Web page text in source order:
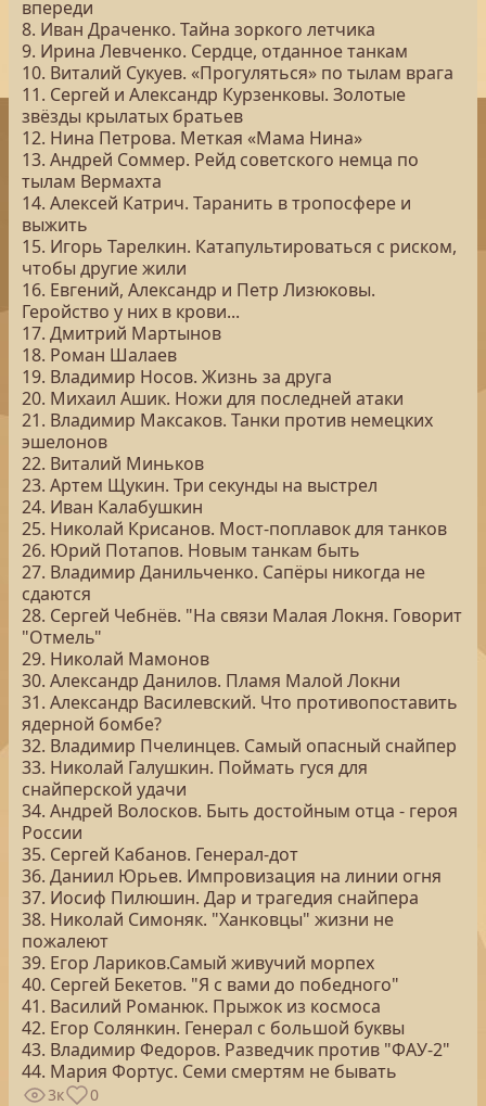
впереди
8. Иван Драченко. Тайна зоркого летчика
9. Ирина Левченко. Сердце, отданное танкам
10. Виталий Сукуев. «Прогуляться» по тылам врага
11. Сергей и Александр Курзенковы. Золотые
звёзды крылатых братьев
12. Нина Петрова. Меткая «Мама Нина»
13. Андрей Соммер. Рейд советского немца по
тылам Вермахта
14. Алексей Катрич. Таранить в тропосфере и
выжить
15. Игорь Тарелкин. Катапультироваться с риском,
чтобы другие жили
16. Евгений, Александр и Петр Лизюковы.
Геройство у них в крови...
17. Дмитрий Мартынов
18. Роман Шалаев
19. Владимир Носов. Жизнь за друга
20. Михаил Ашик. Ножи для последней атаки
21. Владимир Максаков. Танки против немецких
эшелонов
22. Виталий Миньков
23. Артем Щукин. Три секунды на выстрел
24. Иван Калабушкин
25. Николай Крисанов. Мост-поплавок для танков
26. Юрий Потапов. Новым танкам быть
27. Владимир Данильченко. Сапёры никогда не
сдаются
28. Сергей Чебнёв. "На связи Малая Локня. Говорит
"Отмель"
29. Николай Мамонов
30. Александр Данилов. Пламя Малой Локни
31. Александр Василевский. Что противопоставить
ядерной бомбе?
32. Владимир Пчелинцев. Самый опасный снайпер
33. Николай Галушкин. Поймать гуся для
снайперской удачи
34. Андрей Волосков. Быть достойным отца - героя
России
35. Сергей Кабанов. Генерал-дот
36. Даниил Юрьев. Импровизация на линии огня
37. Иосиф Пилюшин. Дар и трагедия снайпера
38. Николай Симоняк. "Ханковцы" жизни не
пожалеют
39. Егор Лариков.Самый живучий морпех
40. Сергей Бекетов. "Я с вами до победного"
41. Василий Романюк. Прыжок из космоса
42. Егор Солянкин. Генерал с большой буквы
43. Владимир Федоров. Разведчик против "ФАУ-2"
44. Мария Фортус. Семи смертям не бывать
3к 0